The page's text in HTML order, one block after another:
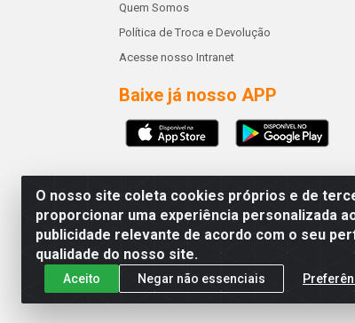
O nosso site coleta cookies próprios e de
proporcionar uma experiência personalizada
publicidade relevante de acordo com o seu
qualidade do nosso site.
Aceito Negar não essenciais
Quem Somos
Política de Troca e Devolução
Acesse nosso Intranet
Baixe já nosso APP
Abreu & Silva - Rua